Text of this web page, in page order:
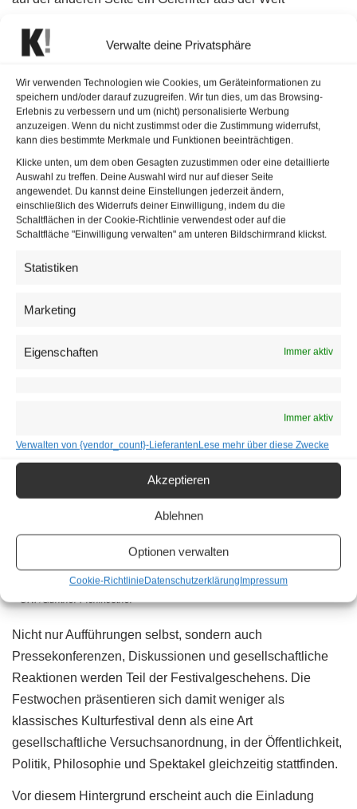
Verwalte deine Privatsphäre
Wir verwenden Technologien wie Cookies, um Geräteinformationen zu
speichern und/oder darauf zuzugreifen. Wir tun dies, um das Browsing-
Erlebnis zu verbessern und um (nicht) personalisierte Werbung
anzuzeigen. Wenn du nicht zustimmst oder die Zustimmung widerrufst,
kann dies bestimmte Merkmale und Funktionen beeinträchtigen.
Klicke unten, um dem oben Gesagten zuzustimmen oder eine detaillierte
Auswahl zu treffen. Deine Auswahl wird nur auf dieser Seite
angewendet. Du kannst deine Einstellungen jederzeit ändern,
einschließlich des Widerrufs deiner Einwilligung, indem du die
Schaltflächen in der Cookie-Richtlinie verwendest oder auf die
Schaltfläche "Einwilligung verwalten" am unteren Bildschirmrand klickst.
Statistiken
Marketing
Eigenschaften Immer aktiv
Immer aktiv
Verwalten von {vendor_count}-LieferantenLese mehr über diese Zwecke
Akzeptieren
Ablehnen
Optionen verwalten
Cookie-RichtlinieDatenschutzerklärungImpressum
Palaver steht dabei eher für katholische Soziallehre,
Thiel hingegen für eine neue transnationale Machtelite aus
Technologie, Kapital und geopolitischem Denken.
Gebender Blick rückwärts betrachtet
Der angekündigte Auftritt Peter Thiels passt zur bisherigen
Inszenierung. Das Festival arbeitet heuer auffallend stark
mit religiösen Bildern, politischen Projektionen und
Eröffnung der Wiener Festwochen 2026
realer Macht.
Der kroatische Esoteriker Braco während seines „gebenden Blicks“ bei
der Eröffnung der Wiener Festwochen 2026 am Wiener Heldenplatz. | ©
ORF/Günther Pichlkostner
Nicht nur Aufführungen selbst, sondern auch
Pressekonferenzen, Diskussionen und gesellschaftliche
Reaktionen werden Teil der Festivalgeschehens. Die
Festwochen präsentieren sich damit weniger als
klassisches Kulturfestival denn als eine Art
gesellschaftliche Versuchsanordnung, in der Öffentlichkeit,
Politik, Philosophie und Spektakel gleichzeitig stattfinden.
Vor diesem Hintergrund erscheint auch die Einladung